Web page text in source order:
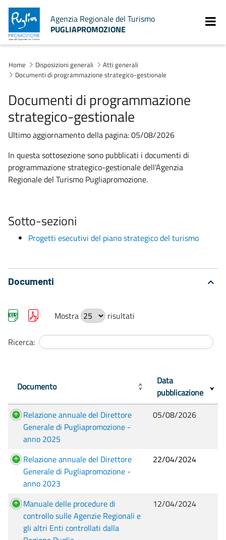
Agenzia Regionale del Turismo
PUGLIAPROMOZIONE
Home Disposizioni generali
Atti generali
Documenti di programmazione strategico-gestionale
Documenti di programmazione
strategico-gestionale
Ultimo aggiornamento della pagina: 05/08/2026
In questa sottosezione sono pubblicati i documenti di
programmazione strategico-gestionale dell'Agenzia
Regionale del Turismo Pugliapromozione.
Sotto-sezioni
Progetti esecutivi del piano strategico del turismo
Documenti
Mostra risultati
Ricerca:
Documento
Data
pubblicazione
Relazione annuale del Direttore
Generale di Pugliapromozione -
anno 2025
05/08/2026
Relazione annuale del Direttore
Generale di Pugliapromozione -
anno 2023
22/04/2024
Manuale delle procedure di
controllo sulle Agenzie Regionali e
gli altri Enti controllati dalla
12/04/2024